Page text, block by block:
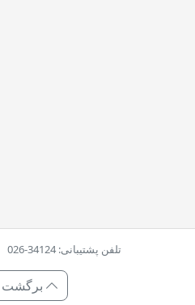
تلفن پشتیبانی: 34124-026